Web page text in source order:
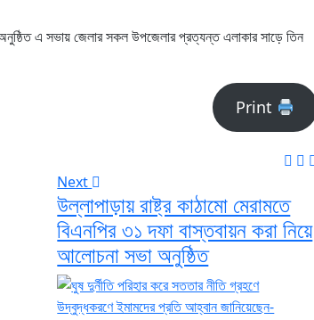
অনুষ্ঠিত এ সভায় জেলার সকল উপজেলার প্রত্যন্ত এলাকার সাড়ে তিন
Print
Next
উল্লাপাড়ায় রাষ্ট্র কাঠামো মেরামতে
বিএনপির ৩১ দফা বাস্তবায়ন করা নিয়ে
আলোচনা সভা অনুষ্ঠিত